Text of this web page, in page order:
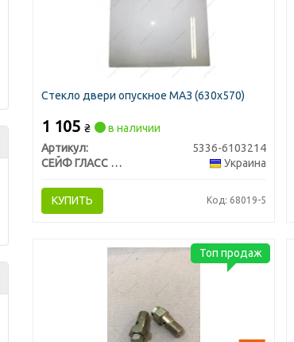
Стекло двери опускное МАЗ (630х570)
1 105 ₴
в наличии
Артикул:
5336-6103214
СЕЙФ ГЛАСС ФАКТОРІ ТОВ
Украина
КУПИТЬ Код: 68019-5
Топ продаж